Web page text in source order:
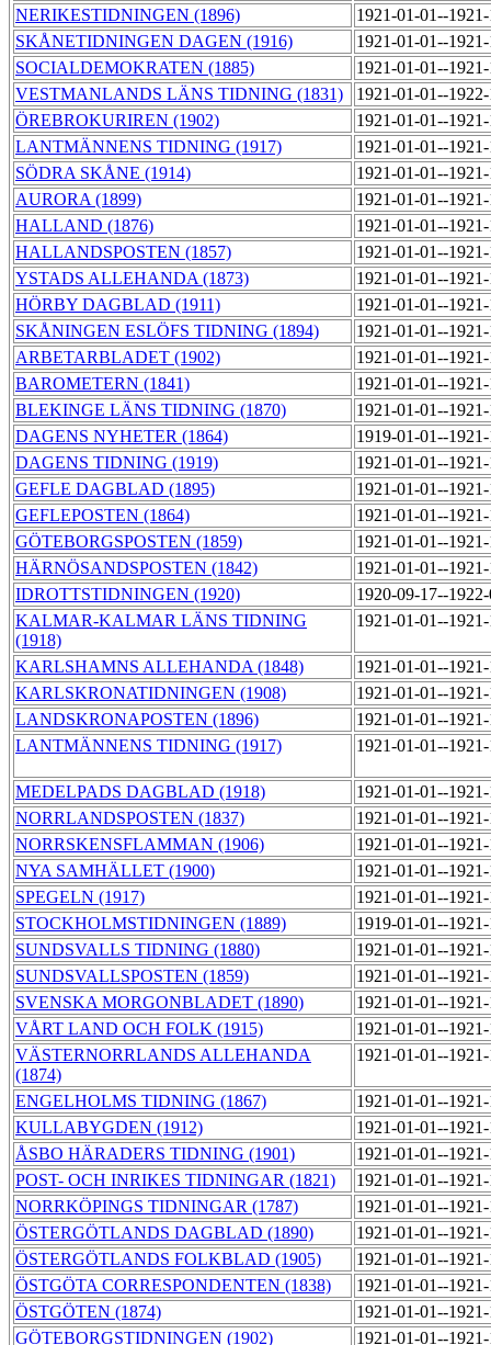
NERIKESTIDNINGEN (1896)
1921-01-01--
SKÅNETIDNINGEN DAGEN (1916)
1921-01-01--
SOCIALDEMOKRATEN (1885)
1921-01-01--
VESTMANLANDS LÄNS TIDNING (1831)
1921-01-01--
ÖREBROKURIREN (1902)
1921-01-01--
LANTMÄNNENS TIDNING (1917)
1921-01-01--
SÖDRA SKÅNE (1914)
1921-01-01--
AURORA (1899)
1921-01-01--
HALLAND (1876)
1921-01-01--
HALLANDSPOSTEN (1857)
1921-01-01--
YSTADS ALLEHANDA (1873)
1921-01-01--
HÖRBY DAGBLAD (1911)
1921-01-01--
SKÅNINGEN ESLÖFS TIDNING (1894)
1921-01-01--
ARBETARBLADET (1902)
1921-01-01--
BAROMETERN (1841)
1921-01-01--
BLEKINGE LÄNS TIDNING (1870)
1921-01-01--
DAGENS NYHETER (1864)
1919-01-01--
DAGENS TIDNING (1919)
1921-01-01--
GEFLE DAGBLAD (1895)
1921-01-01--
GEFLEPOSTEN (1864)
1921-01-01--
GÖTEBORGSPOSTEN (1859)
1921-01-01--
HÄRNÖSANDSPOSTEN (1842)
1921-01-01--
IDROTTSTIDNINGEN (1920)
1920-09-17--
KALMAR-KALMAR LÄNS TIDNING
(1918)
1921-01-01--
KARLSHAMNS ALLEHANDA (1848)
1921-01-01--
KARLSKRONATIDNINGEN (1908)
1921-01-01--
LANDSKRONAPOSTEN (1896)
1921-01-01--
LANTMÄNNENS TIDNING (1917)
1921-01-01--
MEDELPADS DAGBLAD (1918)
1921-01-01--
NORRLANDSPOSTEN (1837)
1921-01-01--
NORRSKENSFLAMMAN (1906)
1921-01-01--
NYA SAMHÄLLET (1900)
1921-01-01--
SPEGELN (1917)
1921-01-01--
STOCKHOLMSTIDNINGEN (1889)
1919-01-01--
SUNDSVALLS TIDNING (1880)
1921-01-01--
SUNDSVALLSPOSTEN (1859)
1921-01-01--
SVENSKA MORGONBLADET (1890)
1921-01-01--
VÅRT LAND OCH FOLK (1915)
1921-01-01--
VÄSTERNORRLANDS ALLEHANDA
(1874)
1921-01-01--
ENGELHOLMS TIDNING (1867)
1921-01-01--
KULLABYGDEN (1912)
1921-01-01--
ÅSBO HÄRADERS TIDNING (1901)
1921-01-01--
POST- OCH INRIKES TIDNINGAR (1821)
1921-01-01--
NORRKÖPINGS TIDNINGAR (1787)
1921-01-01--
ÖSTERGÖTLANDS DAGBLAD (1890)
1921-01-01--
ÖSTERGÖTLANDS FOLKBLAD (1905)
1921-01-01--
ÖSTGÖTA CORRESPONDENTEN (1838)
1921-01-01--
ÖSTGÖTEN (1874)
1921-01-01--
GÖTEBORGSTIDNINGEN (1902)
1921-01-01--